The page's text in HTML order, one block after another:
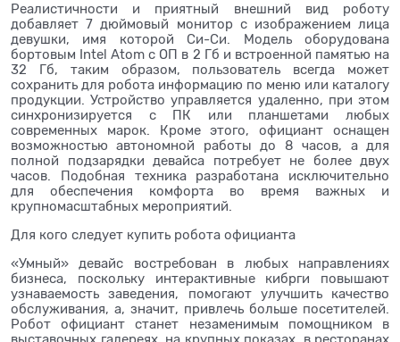
Реалистичности и приятный внешний вид роботу
добавляет 7 дюймовый монитор с изображением лица
девушки, имя которой Си-Си. Модель оборудована
бортовым Intel Atom с ОП в 2 Гб и встроенной памятью на
32 Гб, таким образом, пользователь всегда может
сохранить для робота информацию по меню или каталогу
продукции. Устройство управляется удаленно, при этом
синхронизируется с ПК или планшетами любых
современных марок. Кроме этого, официант оснащен
возможностью автономной работы до 8 часов, а для
полной подзарядки девайса потребует не более двух
часов. Подобная техника разработана исключительно
для обеспечения комфорта во время важных и
крупномасштабных мероприятий.
Для кого следует купить робота официанта
«Умный» девайс востребован в любых направлениях
бизнеса, поскольку интерактивные кибрги повышают
узнаваемость заведения, помогают улучшить качество
обслуживания, а, значит, привлечь больше посетителей.
Робот официант станет незаменимым помощником в
выставочных галереях, на крупных показах, в ресторанах